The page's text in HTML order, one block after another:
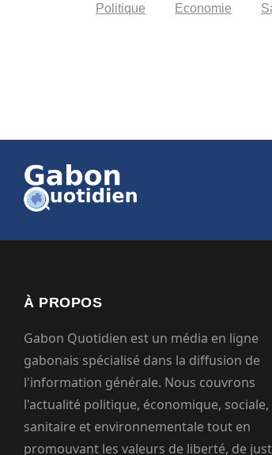
Politique Economie
À PROPOS
Gabon Quotidien est un média en ligne
gabonais spécialisé dans la diffusion de
l'information générale. Nous couvrons
l'actualité politique, économique, sociale,
sanitaire et environnementale tout en
promouvant les valeurs de liberté, de